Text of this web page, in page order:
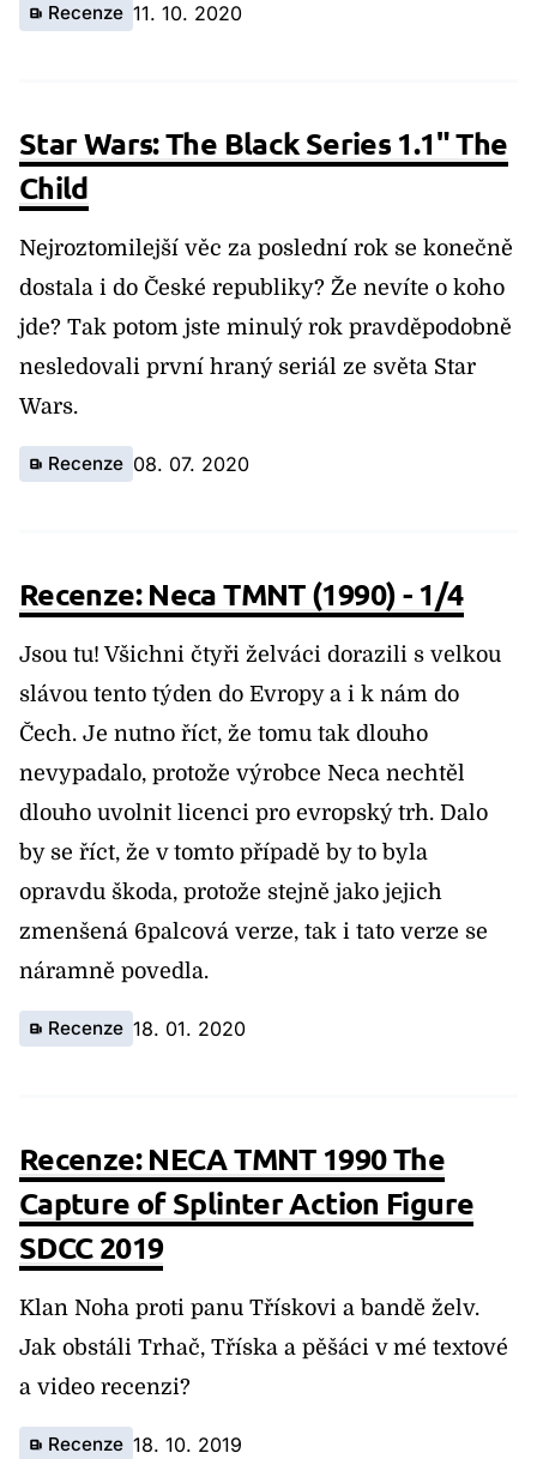
Recenze 11. 10. 2020
Star Wars: The Black Series 1.1" The
Child
Nejroztomilejší věc za poslední rok se konečně
dostala i do České republiky? Že nevíte o koho
jde? Tak potom jste minulý rok pravděpodobně
nesledovali první hraný seriál ze světa Star
Wars.
Recenze 08. 07. 2020
Recenze: Neca TMNT (1990) - 1/4
Jsou tu! Všichni čtyři želváci dorazili s velkou
slávou tento týden do Evropy a i k nám do
Čech. Je nutno říct, že tomu tak dlouho
nevypadalo, protože výrobce Neca nechtěl
dlouho uvolnit licenci pro evropský trh. Dalo
by se říct, že v tomto případě by to byla
opravdu škoda, protože stejně jako jejich
zmenšená 6palcová verze, tak i tato verze se
náramně povedla.
Recenze 18. 01. 2020
Recenze: NECA TMNT 1990 The
Capture of Splinter Action Figure
SDCC 2019
Klan Noha proti panu Třískovi a bandě želv.
Jak obstáli Trhač, Tříska a pěšáci v mé textové
a video recenzi?
Recenze 18. 10. 2019